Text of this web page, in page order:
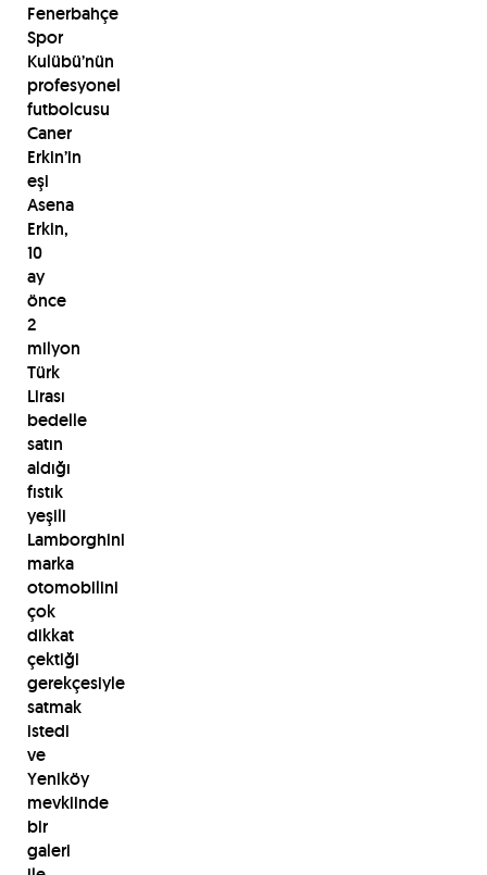
Fenerbahçe
Spor
Kulübü’nün
profesyonel
futbolcusu
Caner
Erkin’in
eşi
Asena
Erkin,
10
ay
önce
2
milyon
Türk
Lirası
bedelle
satın
aldığı
fıstık
yeşili
Lamborghini
marka
otomobilini
çok
dikkat
çektiği
gerekçesiyle
satmak
istedi
ve
Yeniköy
mevkiinde
bir
galeri